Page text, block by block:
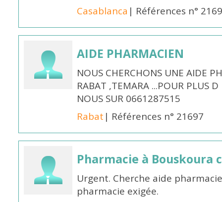
Casablanca | Références n°
AIDE PHARMACIEN
NOUS CHERCHONS UNE AIDE
RABAT ,TEMARA ...POUR PLUS
NOUS SUR 0661287515
Rabat | Références n° 21697
Pharmacie à Bouskoura
Urgent. Cherche aide
pharmacie exigée.